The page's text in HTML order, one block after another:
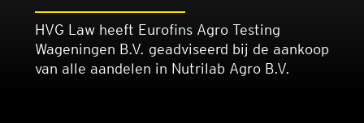
HVG Law heeft Eurofins Agro Testing
Wageningen B.V. geadviseerd bij de aankoop
van alle aandelen in Nutrilab Agro B.V.